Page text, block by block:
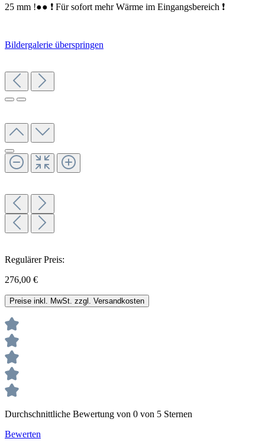
25 mm !●● ❗️ Für sofort mehr Wärme im Eingangsbereich ❗️
Bildergalerie überspringen
Regulärer Preis:
276,00 €
Preise inkl. MwSt. zzgl. Versandkosten
Durchschnittliche Bewertung von 0 von 5 Sternen
Bewerten